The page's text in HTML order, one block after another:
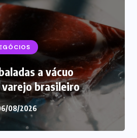
a vácuo
varejo brasileiro
08/2026